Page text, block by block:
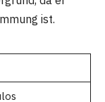
ist.